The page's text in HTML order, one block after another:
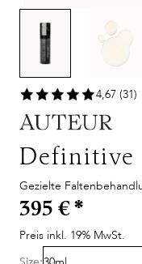
4,67 (31)
Definitive
Gezielte
395 € *
Preis inkl. 19% MwSt.